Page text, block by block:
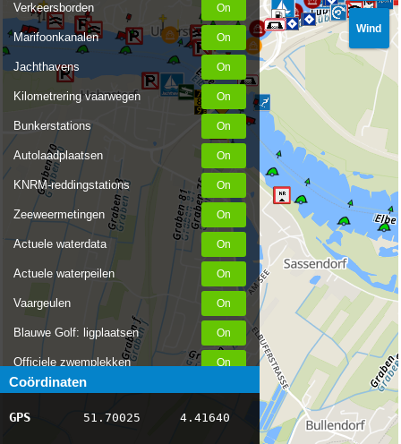
Verkeersborden
Marifoonkanalen
Jachthavens
Kilometrering vaarwegen
Bunkerstations
Autolaadplaatsen
KNRM-reddingstations
Zeeweermetingen
Actuele waterdata
Actuele waterpeilen
Vaargeulen
Blauwe Golf: ligplaatsen
Officiele zwemplekken
Stremmingen/hinder
AIS scheepsposities
Coördinaten
GPS 51.70025 4.41640
Wind